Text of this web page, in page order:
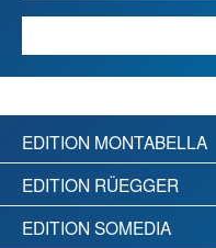
EDITION MONTABELLA
EDITION RÜEGGER
EDITION SOMEDIA